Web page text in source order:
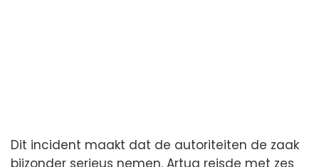
Dit incident maakt dat de autoriteiten de zaak